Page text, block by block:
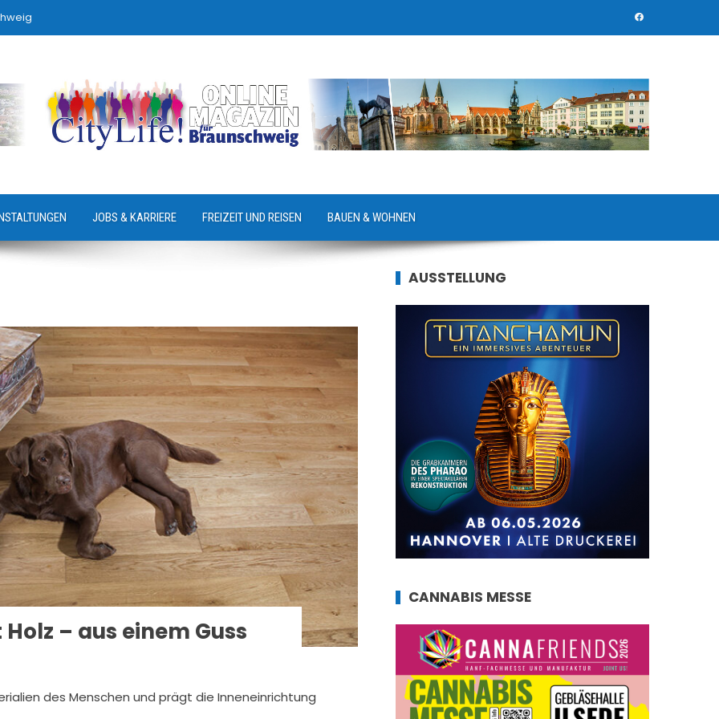
JOBS & KARRIERE FREIZEIT UND REISEN BAUEN & WOHNEN
– aus einem Guss
des Menschen und prägt die Inneneinrichtung
AUSSTELLUNG
CANNABIS MESSE